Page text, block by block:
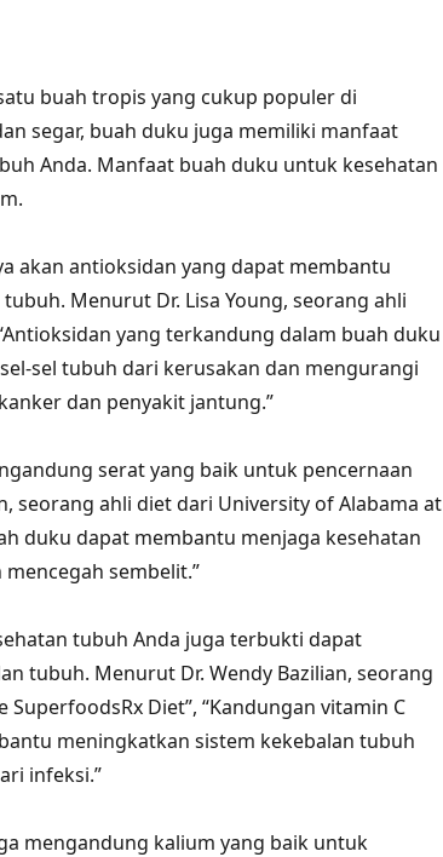
buah tropis yang cukup populer di
segar, buah duku juga memiliki manfaat
Anda. Manfaat buah duku untuk kesehatan
akan antioksidan yang dapat membantu
Menurut Dr. Lisa Young, seorang ahli
yang terkandung dalam buah duku
sel tubuh dari kerusakan dan mengurangi
dan penyakit jantung.”
serat yang baik untuk pencernaan
seorang ahli diet dari University of Alabama at
duku dapat membantu menjaga kesehatan
sembelit.”
tubuh Anda juga terbukti dapat
tubuh. Menurut Dr. Wendy Bazilian, seorang
Diet”, “Kandungan vitamin C
meningkatkan sistem kekebalan tubuh
infeksi.”
mengandung kalium yang baik untuk